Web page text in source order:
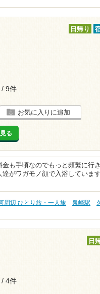
日帰り
/ 9件
お気に入りに追加
る
も手頃なのでもっと頻繁に行
がワガモノ顔で入浴していま
周辺 ひとり旅・一人旅 泉崎駅
日
/ 4件